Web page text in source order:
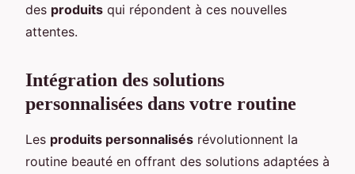
des produits qui répondent à ces nouvelles
attentes.
Intégration des solutions
personnalisées dans votre routine
Les produits personnalisés révolutionnent la
routine beauté en offrant des solutions adaptées à